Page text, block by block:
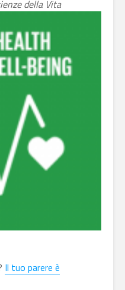
della Vita
Il tuo parere è